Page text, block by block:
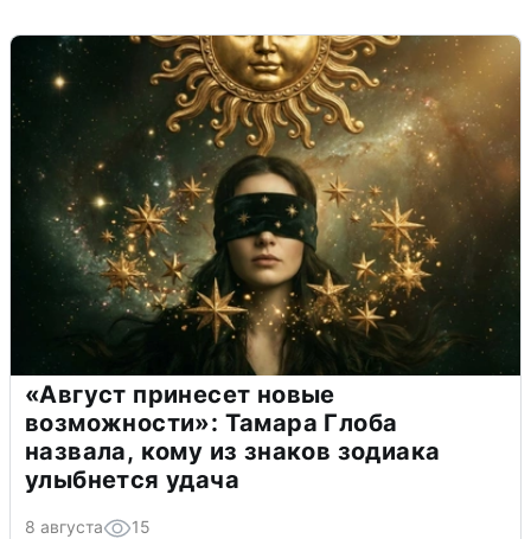
«Август принесет новые
возможности»: Тамара Глоба
назвала, кому из знаков зодиака
улыбнется удача
8 августа 15